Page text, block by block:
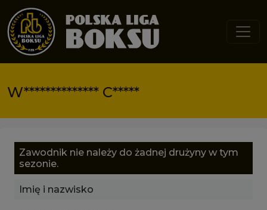
Przejdź do treści
W************** C*****
Zawodnik nie należy do żadnej drużyny w tym
sezonie.
Imię i nazwisko